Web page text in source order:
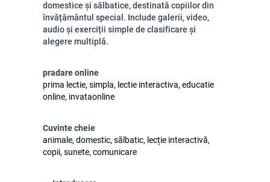
domestice și sălbatice, destinată copiilor din
învățământul special. Include galerii, video,
audio și exerciții simple de clasificare și
alegere multiplă.
pradare online
prima lectie, simpla, lectie interactiva, educatie
online, invataonline
Cuvinte cheie
animale, domestic, sălbatic, lecție interactivă,
copii, sunete, comunicare